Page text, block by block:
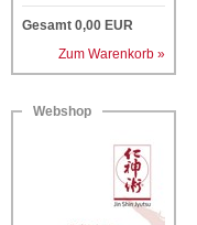
Gesamt 0,00 EUR
Zum Warenkorb »
Webshop